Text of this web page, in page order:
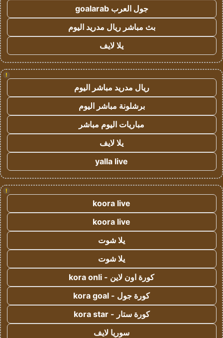
جول العرب goalarab
بث مباشر ريال مدريد اليوم
يلا لايف
!
ريال مدريد مباشر اليوم
برشلونة مباشر اليوم
مباريات اليوم مباشر
يلا لايف
yalla live
!
koora live
koora live
يلا شوت
يلا شوت
كورة اون لاين - kora onli
كورة جول - kora goal
كورة ستار - kora star
سوريا لايف